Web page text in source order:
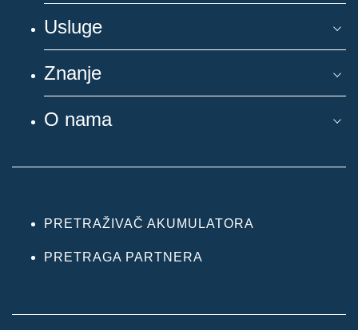
Usluge
Znanje
O nama
PRETRAŽIVAČ AKUMULATORA
PRETRAGA PARTNERA